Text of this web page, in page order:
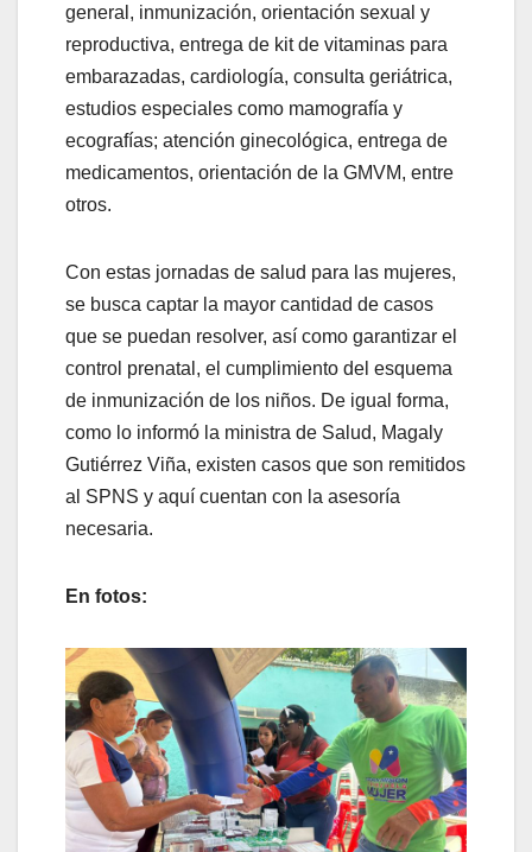
general, inmunización, orientación sexual y
reproductiva, entrega de kit de vitaminas para
embarazadas, cardiología, consulta geriátrica,
estudios especiales como mamografía y
ecografías; atención ginecológica, entrega de
medicamentos, orientación de la GMVM, entre
otros.
Con estas jornadas de salud para las mujeres,
se busca captar la mayor cantidad de casos
que se puedan resolver, así como garantizar el
control prenatal, el cumplimiento del esquema
de inmunización de los niños. De igual forma,
como lo informó la ministra de Salud, Magaly
Gutiérrez Viña, existen casos que son remitidos
al SPNS y aquí cuentan con la asesoría
necesaria.
En fotos: